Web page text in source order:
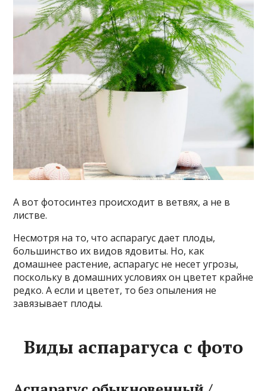
А вот фотосинтез происходит в ветвях, а не в
листве.
Несмотря на то, что аспарагус дает плоды,
большинство их видов ядовиты. Но, как
домашнее растение, аспарагус не несет угрозы,
поскольку в домашних условиях он цветет крайне
редко. А если и цветет, то без опыления не
завязывает плоды.
Виды аспарагуса с фото